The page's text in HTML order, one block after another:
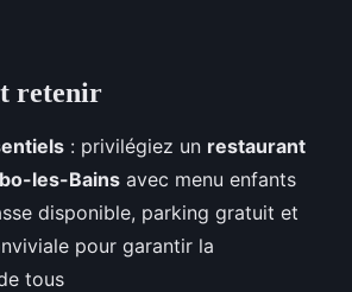
retenir
: privilégiez un restaurant
les-Bains avec menu enfants
disponible, parking gratuit et
pour garantir la
tous